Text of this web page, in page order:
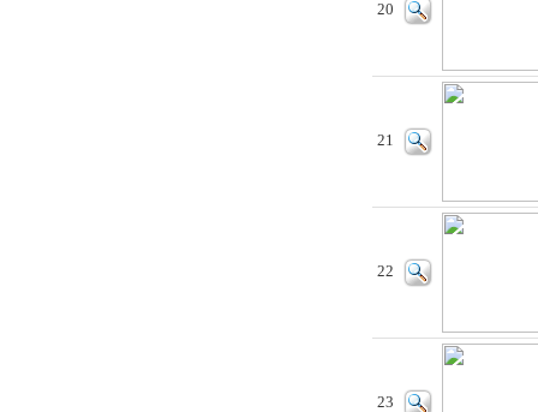
20
21
22
23